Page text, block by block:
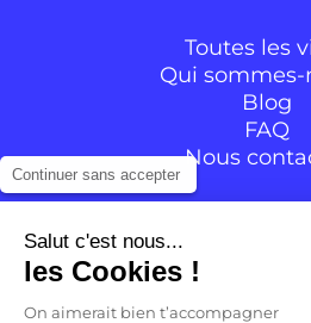
Toutes les
Qui sommes-
Blog
FAQ
Nous
Continuer sans accepter
Salut c'est nous...
les Cookies !
On aimerait bien t’accompagner